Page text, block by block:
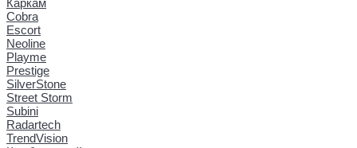
Cobra
Escort
Neoline
Playme
Prestige
SilverStone
Street Storm
Subini
Radartech
TrendVision